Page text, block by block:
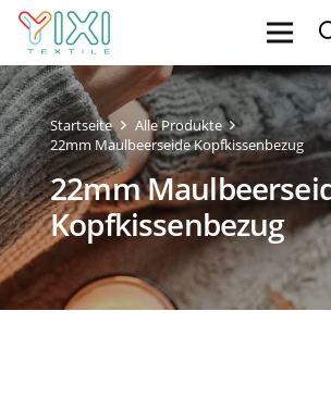
Startseite
Alle Produkte
22mm Maulbeerseide Kopfkissenbezug
22mm
Kopfkissenbezug